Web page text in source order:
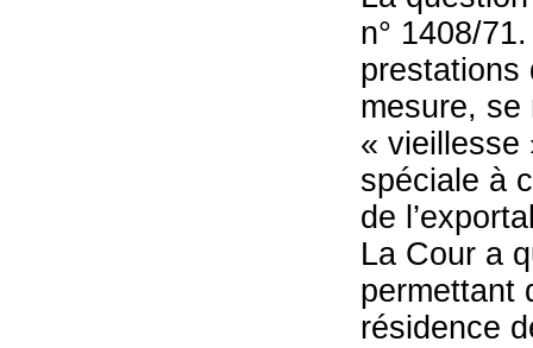
n° 1408/
prestations
mesure, se
« vieillesse
spéciale à
de
La Cour a
permettant
résidence